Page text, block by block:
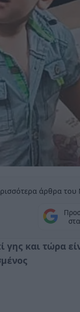
άρθρα του
γης και τώρα